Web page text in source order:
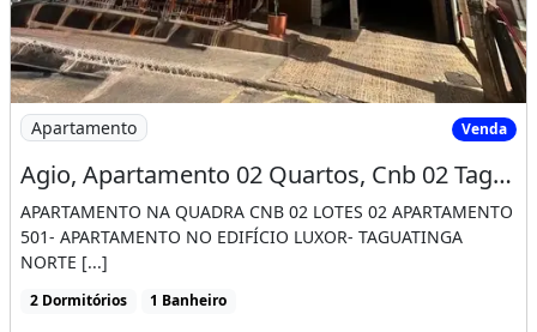
Imagem: Agio, Apartamento 02 Quartos, Cnb 02
Apartamento Venda
Agio, Apartamento 02 Quartos, Cnb 02 Taguatinga Norte Df
APARTAMENTO NA QUADRA CNB 02 LOTES 02 APARTAMENTO
501- APARTAMENTO NO EDIFÍCIO LUXOR- TAGUATINGA
NORTE [...]
2 Dormitórios 1 Banheiro